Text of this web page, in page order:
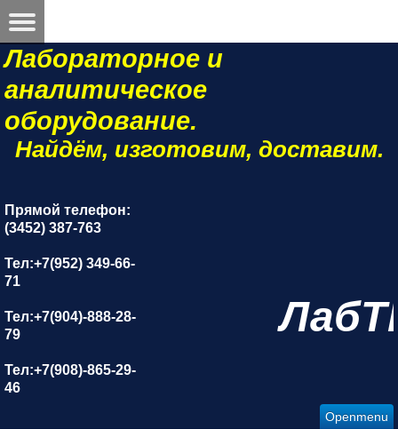
Лабораторное и
аналитическое
оборудование.
Найдём, изготовим, доставим.
Прямой телефон:
(3452) 387-763
Тел:+7(952) 349-66-
71
Тел:+7(904)-888-28-
79
Тел:+7(908)-865-29-
46
Openmenu